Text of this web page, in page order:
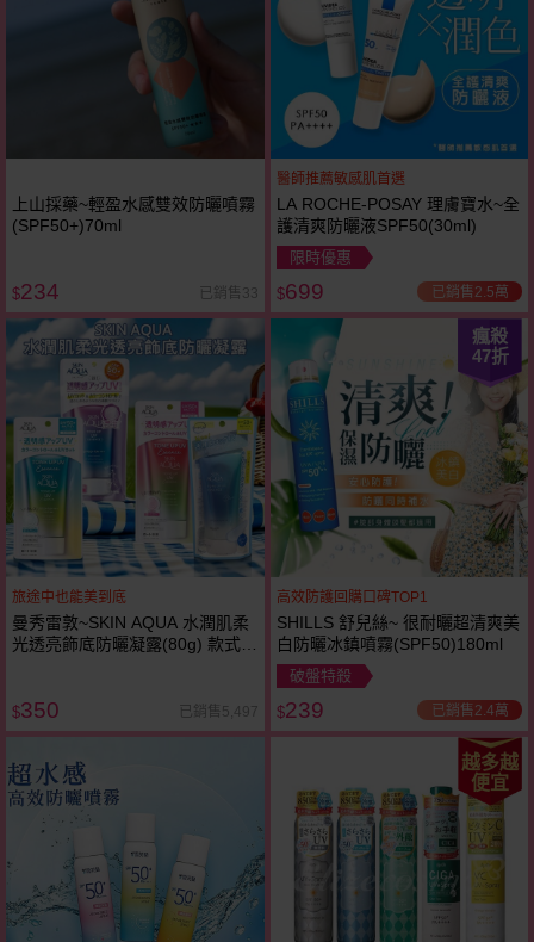
上山採藥~輕盈水感雙效防曬噴霧
(SPF50+)70ml
$234 已銷售33
醫師推薦敏感肌首選
LA ROCHE-POSAY 理膚寶水~全
護清爽防曬液SPF50(30ml)
限時優惠
$699 已銷售2.5萬
旅途中也能美到底
曼秀雷敦~SKIN AQUA 水潤肌柔
光透亮飾底防曬凝露(80g) 款式可
$350 已銷售5,497
瘋殺
47折
高效防護回購口碑TOP1
SHILLS 舒兒絲~ 很耐曬超清爽美
白防曬冰鎮噴霧(SPF50)180ml
破盤特殺
$239 已銷售2.4萬
越多越
便宜